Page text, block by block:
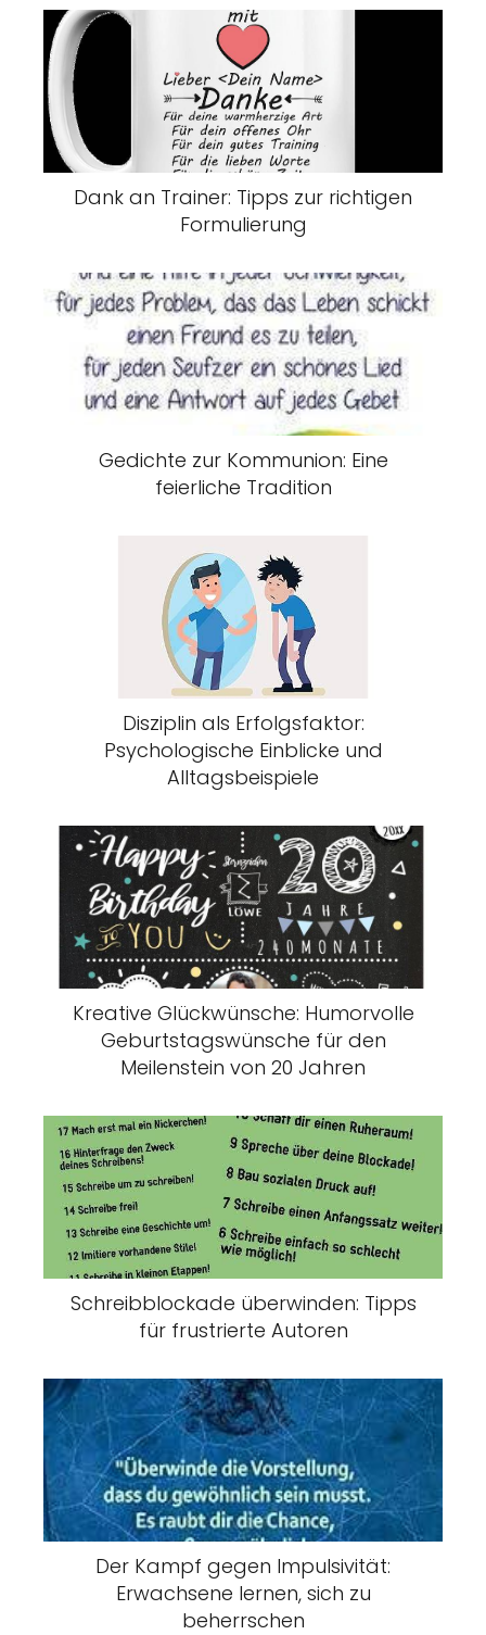
Dank an Trainer: Tipps zur richtigen
Formulierung
Gedichte zur Kommunion: Eine
feierliche Tradition
Disziplin als Erfolgsfaktor:
Psychologische Einblicke und
Alltagsbeispiele
Kreative Glückwünsche: Humorvolle
Geburtstagswünsche für den
Meilenstein von 20 Jahren
Schreibblockade überwinden: Tipps
für frustrierte Autoren
Der Kampf gegen Impulsivität:
Erwachsene lernen, sich zu
beherrschen